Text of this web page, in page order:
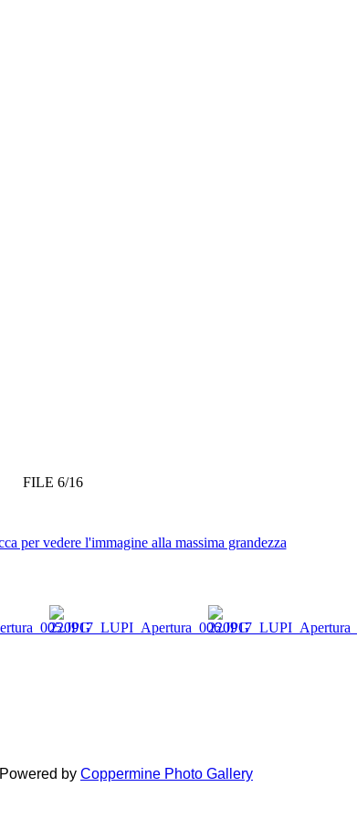
FILE 6/16
Powered by Coppermine Photo Gallery